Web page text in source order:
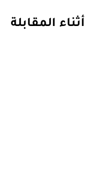
أثناء المقابلة